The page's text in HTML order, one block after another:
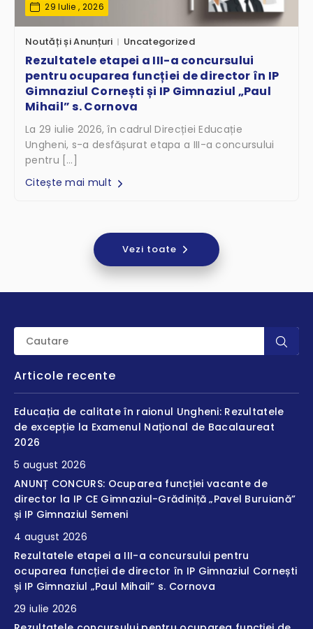
29 Iulie , 2026
Noutăți și Anunțuri Uncategorized
Rezultatele etapei a III-a concursului
pentru ocuparea funcției de director în IP
Gimnaziul Cornești și IP Gimnaziul „Paul
Mihail” s. Cornova
La 29 iulie 2026, în cadrul Direcției Educație
Ungheni, s-a desfășurat etapa a III-a concursului
pentru […]
Citește mai mult
Vezi toate
Articole recente
Educația de calitate în raionul Ungheni: Rezultatele
de excepție la Examenul Național de Bacalaureat
2026
5 august 2026
ANUNȚ CONCURS: Ocuparea funcției vacante de
director la IP CE Gimnaziul-Grădiniță „Pavel Buruiană”
și IP Gimnaziul Semeni
4 august 2026
Rezultatele etapei a III-a concursului pentru
ocuparea funcției de director în IP Gimnaziul Cornești
și IP Gimnaziul „Paul Mihail” s. Cornova
29 iulie 2026